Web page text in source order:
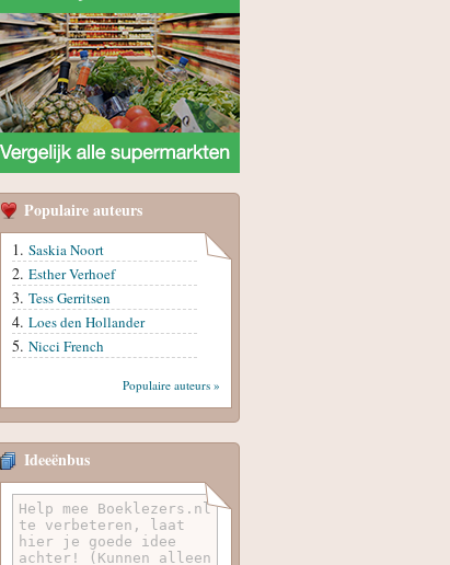
Populaire auteurs
Saskia Noort
Esther Verhoef
Tess Gerritsen
Loes den Hollander
Nicci French
Populaire auteurs »
Ideeënbus